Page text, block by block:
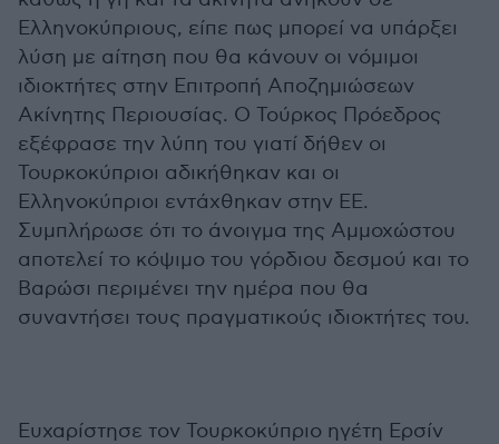
Ελληνοκύπριους, είπε πως μπορεί να υπάρξει
λύση με αίτηση που θα κάνουν οι νόμιμοι
ιδιοκτήτες στην Επιτροπή Αποζημιώσεων
Ακίνητης Περιουσίας. Ο Τούρκος Πρόεδρος
εξέφρασε την λύπη του γιατί δήθεν οι
Τουρκοκύπριοι αδικήθηκαν και οι
Ελληνοκύπριοι εντάχθηκαν στην ΕΕ.
Συμπλήρωσε ότι το άνοιγμα της Αμμοχώστου
αποτελεί το κόψιμο του γόρδιου δεσμού και το
Βαρώσι περιμένει την ημέρα που θα
συναντήσει τους πραγματικούς ιδιοκτήτες του.
Ευχαρίστησε τον Τουρκοκύπριο ηγέτη Ερσίν